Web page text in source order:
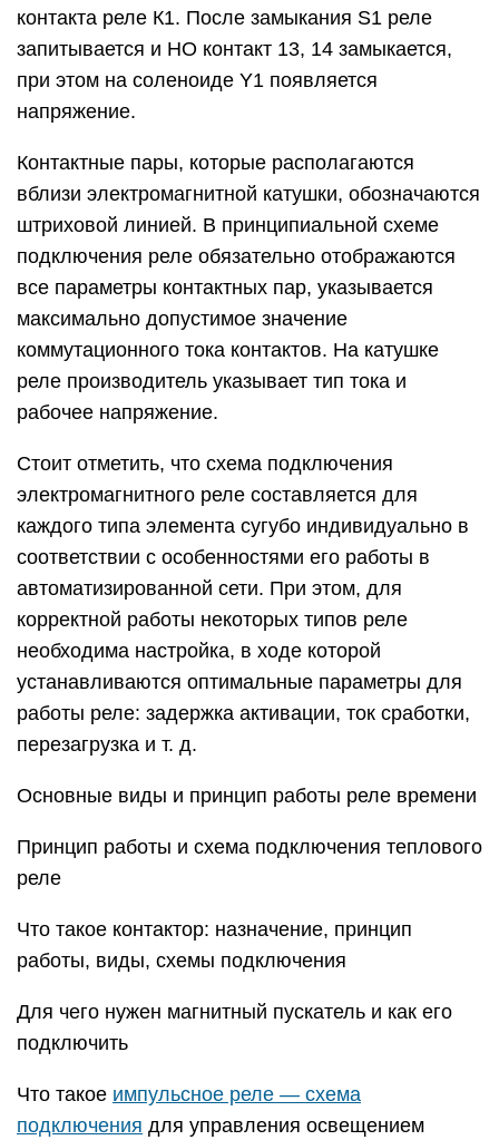
контакта реле К1. После замыкания S1 реле
запитывается и НО контакт 13, 14 замыкается,
при этом на соленоиде Y1 появляется
напряжение.
Контактные пары, которые располагаются
вблизи электромагнитной катушки, обозначаются
штриховой линией. В принципиальной схеме
подключения реле обязательно отображаются
все параметры контактных пар, указывается
максимально допустимое значение
коммутационного тока контактов. На катушке
реле производитель указывает тип тока и
рабочее напряжение.
Стоит отметить, что схема подключения
электромагнитного реле составляется для
каждого типа элемента сугубо индивидуально в
соответствии с особенностями его работы в
автоматизированной сети. При этом, для
корректной работы некоторых типов реле
необходима настройка, в ходе которой
устанавливаются оптимальные параметры для
работы реле: задержка активации, ток сработки,
перезагрузка и т. д.
Основные виды и принцип работы реле времени
Принцип работы и схема подключения теплового
реле
Что такое контактор: назначение, принцип
работы, виды, схемы подключения
Для чего нужен магнитный пускатель и как его
подключить
Что такое импульсное реле — схема
подключения для управления освещением